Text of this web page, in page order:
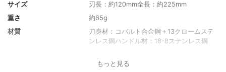
サイズ
刃長：約120mm全長：約225mm
重さ
約65g
材質
刀身材：コバルト合金鋼＋13クロームステ
ンレス鋼ハンドル材：18-8ステンレス鋼
もっと見る